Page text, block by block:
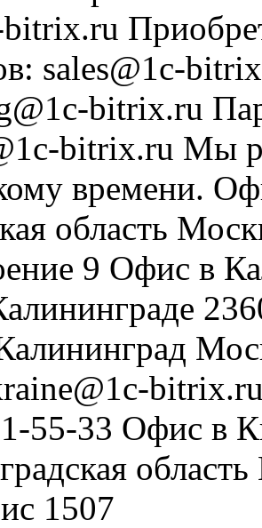
: sales@1c-
bitrix.ru
bitrix.ru Мы
времени.
область
9 Офис в
55-33 Офис в
область
1507